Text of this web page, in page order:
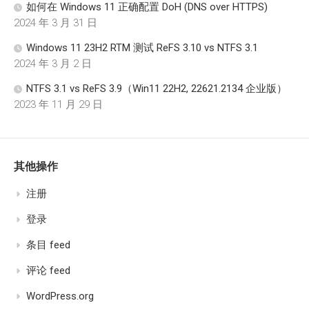
如何在 Windows 11 正确配置 DoH (DNS over HTTPS)
2024 年 3 月 31 日
Windows 11 23H2 RTM 测试 ReFS 3.10 vs NTFS 3.1
2024 年 3 月 2 日
NTFS 3.1 vs ReFS 3.9（Win11 22H2, 22621.2134 企业版）
2023 年 11 月 29 日
其他操作
注册
登录
条目 feed
评论 feed
WordPress.org